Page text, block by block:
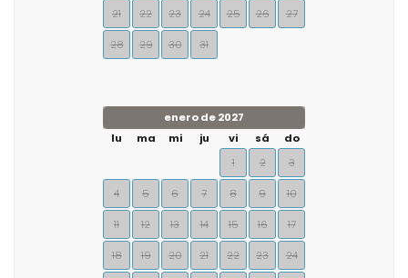
21 22 23 24 25 26 27
28 29 30 31
enero de 2027
lu
ma mi ju vi sá
do
1
2 3
4 5 6 7 8 9 10
11 12 13 14 15 16 17
18 19 20 21 22 23 24